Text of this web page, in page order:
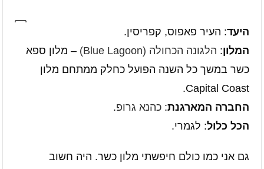
היעד: העיר פאפוס, קפריסין.
המלון: הלגונה הכחולה (Blue Lagoon)
– מלון ספא
כשר במשך כל השנה הפועל כחלק ממתחם מלון
Capital Coast.
החברה המארגנת:כהנא גרופ.
הכל כלול: לגמרי.
גם אני כמו כולם חיפשתי מלון כשר. היה חשוב